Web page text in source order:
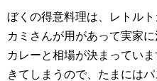
ぼくの得意料理は、レトルト
カミさんが用があって実家
カレーと相場が決まってい
きてしまうので、たまにはパ